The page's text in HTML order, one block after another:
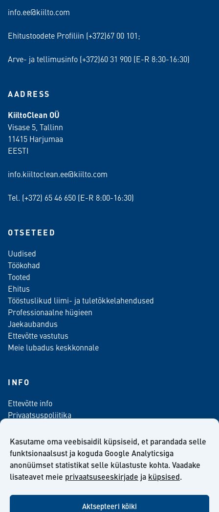
Kasutame oma veebisaidil küpsiseid, et parandada selle
funktsionaalsust ja koguda Google Analyticsiga
anonüümset statistikat selle külastuste kohta. Vaadake
lisateavet meie privaatsuseeskirjade ja küpsised.
Aktsepteeri kõiki
info.ee@kiilto.com
Ehitustoodete Profiliin (+372)67 00 101;
Arve- ja tellimusinfo (+372)60 31 900 (E-R 8:30-16:30)
AADRESS
KiiltoClean OÜ
Visase 5, Tallinn
11415 Harjumaa
EESTI
info.kiiltoclean.ee@kiilto.com
Tel. (+372) 65 46 650 (E-R 8:00-16:30)
OTSETEED
Uudised
Töökohad
Tooted
Ehitus
Tööstuslikud liimi- ja tuletõkkelahendused
Professionaalne hügieen
Jaekaubandus
Ettevõtte vastutus
Meie lubadus keskkonnale
INFO
Ettevõtte info
Privaatsuspoliitika
Meediale
Telli meie uudiskiri
Kiilto Eesti OÜ müügilepingu tingimused